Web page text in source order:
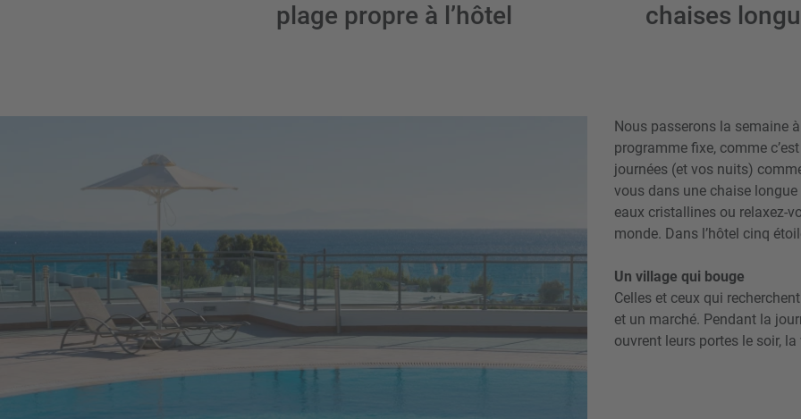
plage propre à l’hôtel chaises
Nous passerons la semaine
programme fixe, comme
journées (et vos nuits)
vous dans une chaise
eaux cristallines ou relaxez-
monde. Dans l’hôtel cinq
Un village qui bouge
Celles et ceux qui
et un marché. Pendant la
ouvrent leurs portes le soir, la